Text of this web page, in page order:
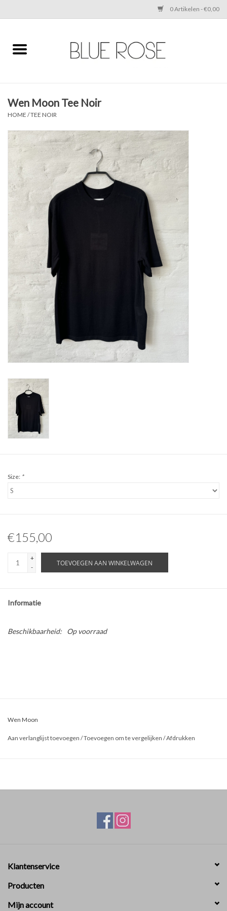
0 Artikelen - €0,00
Home
ACCESSORIES
SHOES
Cadeaubonnen
BRANDS
ABOUT US
Wen Moon Tee Noir
HOME /TEE NOIR
Size: *
€155,00
+
-
TOEVOEGEN AAN WINKELWAGEN
Informatie
Beschikbaarheid: Op voorraad
Wen Moon
Aan verlanglijst toevoegen /Toevoegen om te vergelijken /Afdrukken
Klantenservice
Producten
Mijn account